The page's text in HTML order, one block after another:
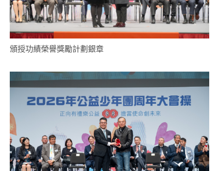
頒授功績榮譽獎勵計劃銀章